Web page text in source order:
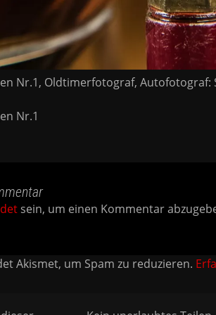
Nr.1, Oldtimerfotograf,
Nr.1
sein, um einen Kommentar
Akismet, um Spam zu reduzieren.